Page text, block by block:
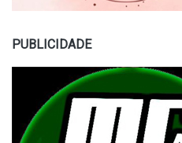
PUBLICIDADE